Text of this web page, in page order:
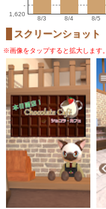
-
1,620
8/3 8/4 8/5
スクリーンショット
※画像をタップすると拡大します。